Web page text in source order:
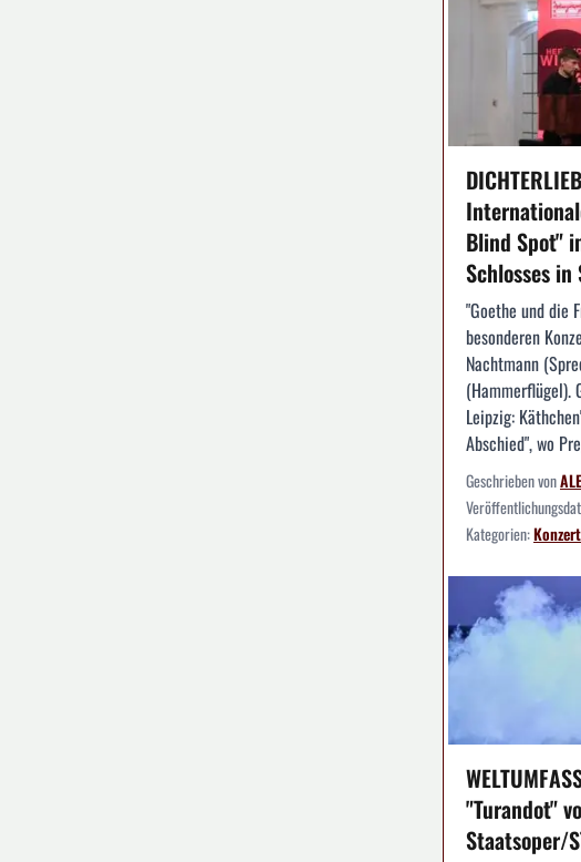
Blind Spot"
Schlosses
"Goethe und die
besonderen
Nachtmann
(Hammerflügel).
Leipzig:
Abschied", wo
Geschrieben von
Kategorien:Konzert
"Turandot"
Staatsoper/